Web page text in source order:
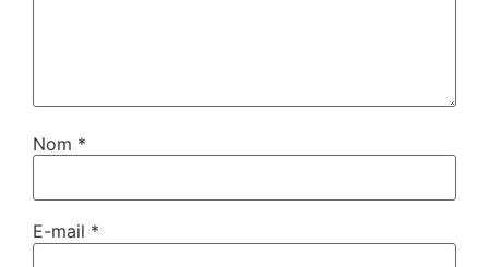
Nom *
E-mail *